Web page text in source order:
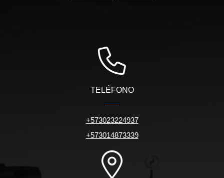
TELÉFONO
+573023224937
+573014873339